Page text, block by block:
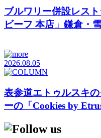
ブルワリー併設レス
ビーフ 本店」鎌倉・
2026.08.05
表参道エトゥルスキ
ーの「Cookies by